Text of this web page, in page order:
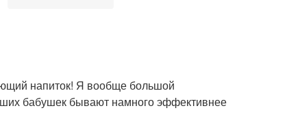
напиток! Я вообще большой
бабушек бывают намного эффективнее